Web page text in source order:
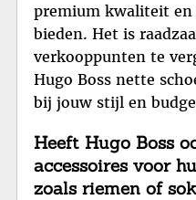
premium kwaliteit en
bieden. Het is
verkooppunten te
Hugo Boss nette
bij jouw stijl en
Heeft Hugo Boss
accessoires voor
zoals riemen of